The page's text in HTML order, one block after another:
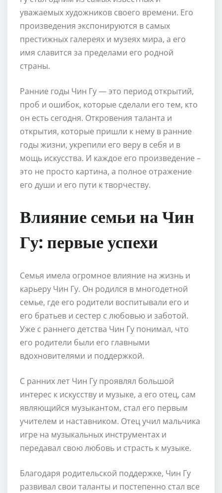
уважаемых художников своего времени. Его
произведения экспонируются в самых
престижных галереях и музеях мира, а его
имя славится за пределами его родной
страны.
Ранние годы Чин Гу — это период открытий,
проб и ошибок, которые сделали его тем, кто
он есть сегодня. Откровения таланта и
открытия, которые пришли к нему в ранние
годы жизни, укрепили его веру в себя и в
мощь искусства. И каждое его произведение –
это не просто картина, а полное отражение
его души и его пути к творчеству.
Влияние семьи на Чин
Гу: первые успехи
Семья имела огромное влияние на жизнь и
карьеру Чин Гу. Он родился в многодетной
семье, где его родители воспитывали его и
его братьев и сестер с любовью и заботой.
Уже с раннего детства Чин Гу понимал, что
его родители были его главными
вдохновителями и поддержкой.
С ранних лет Чин Гу проявлял большой
интерес к искусству и музыке, а его отец, сам
являющийся музыкантом, стал его первым
учителем и наставником. Отец учил мальчика
игре на музыкальных инструментах и
передавал свою любовь и страсть к музыке.
Благодаря родительской поддержке, Чин Гу
развивал свои таланты и постепенно стал все